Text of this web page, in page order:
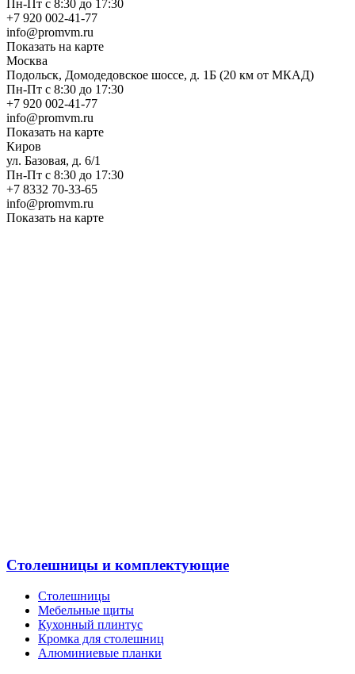
Пн-Пт с 8:30 до 17:30
+7 920 002-41-77
info@promvm.ru
Показать на карте
Москва
Подольск, Домодедовское шоссе, д. 1Б (20 км от МКАД)
Пн-Пт с 8:30 до 17:30
+7 920 002-41-77
info@promvm.ru
Показать на карте
Киров
ул. Базовая, д. 6/1
Пн-Пт с 8:30 до 17:30
+7 8332 70-33-65
info@promvm.ru
Показать на карте
Столешницы и комплектующие
Столешницы
Мебельные щиты
Кухонный плинтус
Кромка для столешниц
Алюминиевые планки